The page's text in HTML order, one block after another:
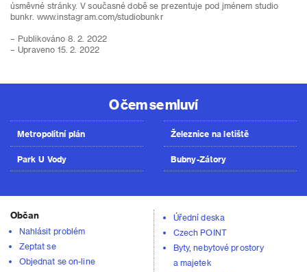
úsměvné stránky. V současné době se prezentuje pod jménem studio
bunkr. www.instagram.com/studiobunkr
– Publikováno 8. 2. 2022
– Upraveno 15. 2. 2022
O čem se mluví
Metropolitní plán
Park U Vody
Železnice na letiště
Bubny-Zátory
Občan
Nahlásit problém
Zeptat se
Objednat se on-line
Úřední deska
Czech POINT
Byty, nebytové prostory
a majetek